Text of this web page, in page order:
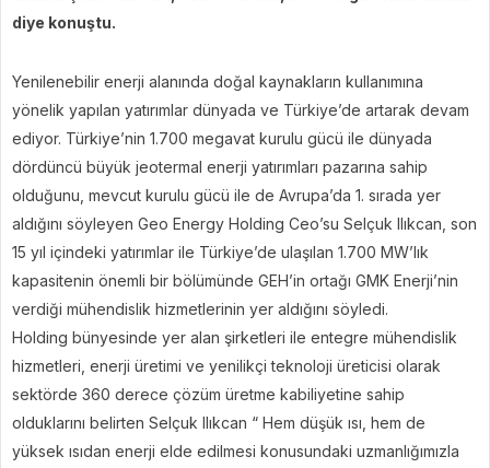
diye konuştu.
Yenilenebilir enerji alanında doğal kaynakların kullanımına
yönelik yapılan yatırımlar dünyada ve Türkiye’de artarak devam
ediyor. Türkiye’nin 1.700 megavat kurulu gücü ile dünyada
dördüncü büyük jeotermal enerji yatırımları pazarına sahip
olduğunu, mevcut kurulu gücü ile de Avrupa’da 1. sırada yer
aldığını söyleyen Geo Energy Holding Ceo’su Selçuk Ilıkcan, son
15 yıl içindeki yatırımlar ile Türkiye’de ulaşılan 1.700 MW’lık
kapasitenin önemli bir bölümünde GEH’in ortağı GMK Enerji’nin
verdiği mühendislik hizmetlerinin yer aldığını söyledi.
Holding bünyesinde yer alan şirketleri ile entegre mühendislik
hizmetleri, enerji üretimi ve yenilikçi teknoloji üreticisi olarak
sektörde 360 derece çözüm üretme kabiliyetine sahip
olduklarını belirten Selçuk Ilıkcan “ Hem düşük ısı, hem de
yüksek ısıdan enerji elde edilmesi konusundaki uzmanlığımızla